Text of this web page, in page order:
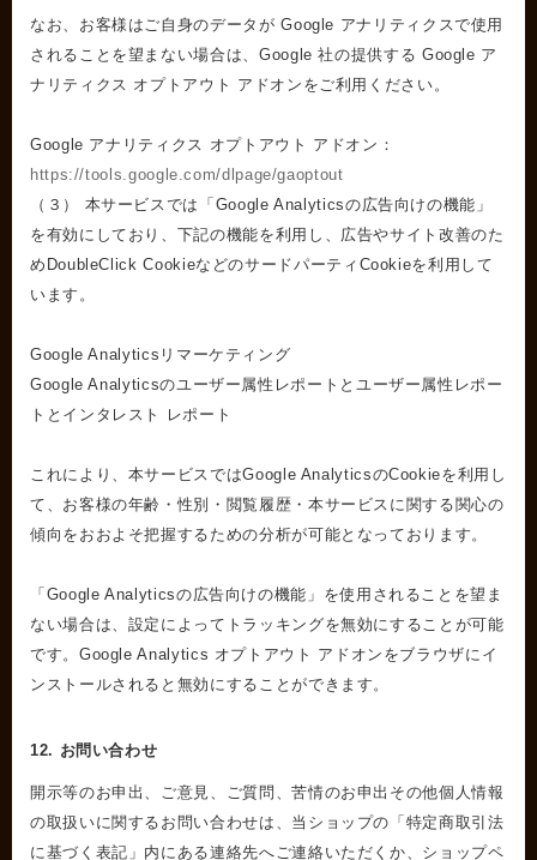
なお、お客様はご自身のデータが Google アナリティクスで使用
されることを望まない場合は、Google 社の提供する Google ア
ナリティクス オプトアウト アドオンをご利用ください。
Google アナリティクス オプトアウト アドオン：
https://tools.google.com/dlpage/gaoptout
（３） 本サービスでは「Google Analyticsの広告向けの機能」
を有効にしており、下記の機能を利用し、広告やサイト改善のた
めDoubleClick CookieなどのサードパーティCookieを利用して
います。
Google Analyticsリマーケティング
Google Analyticsのユーザー属性レポートとユーザー属性レポー
トとインタレスト レポート
これにより、本サービスではGoogle AnalyticsのCookieを利用し
て、お客様の年齢・性別・閲覧履歴・本サービスに関する関心の
傾向をおおよそ把握するための分析が可能となっております。
「Google Analyticsの広告向けの機能」を使用されることを望ま
ない場合は、設定によってトラッキングを無効にすることが可能
です。Google Analytics オプトアウト アドオンをブラウザにイ
ンストールされると無効にすることができます。
12. お問い合わせ
開示等のお申出、ご意見、ご質問、苦情のお申出その他個人情報
の取扱いに関するお問い合わせは、当ショップの「特定商取引法
に基づく表記」内にある連絡先へご連絡いただくか、ショップペ